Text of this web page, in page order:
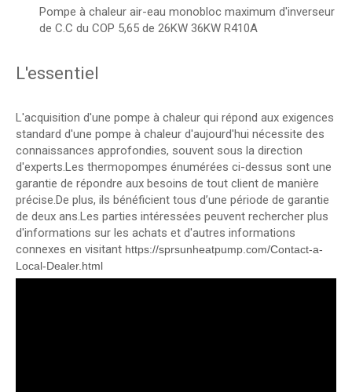
Pompe à chaleur air-eau monobloc maximum d'inverseur
de C.C du COP 5,65 de 26KW 36KW R410A
L'essentiel
L'acquisition d'une pompe à chaleur qui répond aux exigences
standard d'une pompe à chaleur d'aujourd'hui nécessite des
connaissances approfondies, souvent sous la direction
d'experts.Les thermopompes énumérées ci-dessus sont une
garantie de répondre aux besoins de tout client de manière
précise.De plus, ils bénéficient tous d’une période de garantie
de deux ans.Les parties intéressées peuvent rechercher plus
d'informations sur les achats et d'autres informations
connexes en visitant https://sprsunheatpump.com/Contact-a-
Local-Dealer.html